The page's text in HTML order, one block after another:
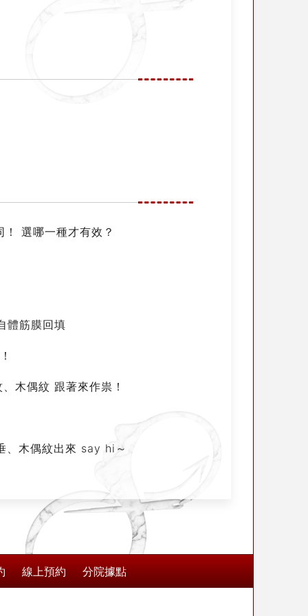
選哪一種才有效？
體筋膜回填
木偶紋 跟著來作祟！
、木偶紋出來 say hi～
線上預約 分院據點